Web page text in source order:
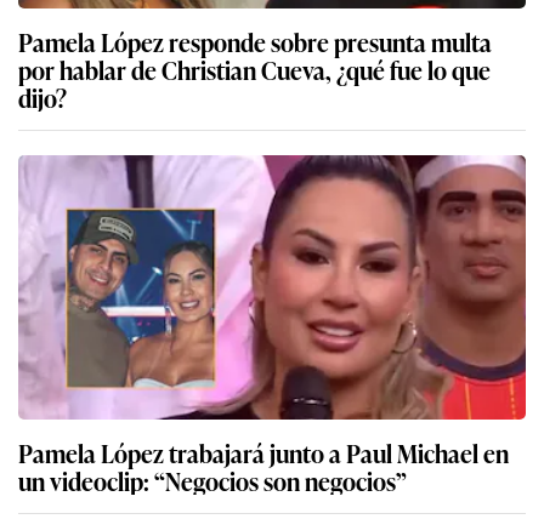
Pamela López responde sobre presunta multa
por hablar de Christian Cueva, ¿qué fue lo que
dijo?
Pamela López trabajará junto a Paul Michael en
un videoclip: “Negocios son negocios”